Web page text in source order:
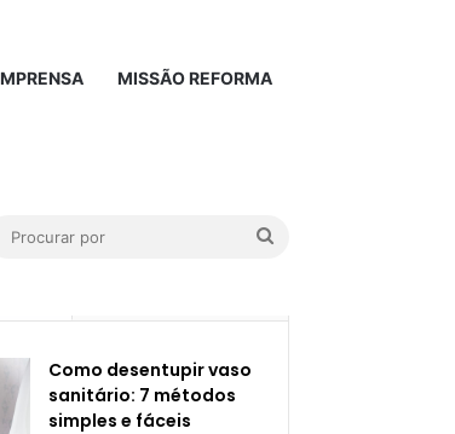
MISSÃO REFORMA
Como desentupir vaso
sanitário: 7 métodos
simples e fáceis